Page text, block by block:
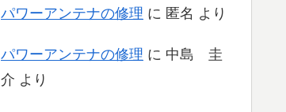
パワーアンテナの修理 に 匿名 より
パワーアンテナの修理 に 中島 圭
介 より